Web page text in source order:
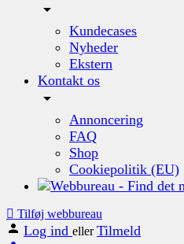
Kundecases
Nyheder
Ekstern
Kontakt os
Annoncering
FAQ
Shop
Cookiepolitik (EU)
Tilføj webbureau
Log ind eller Tilmeld